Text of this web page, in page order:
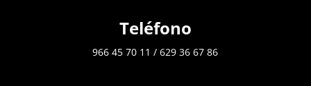
Teléfono
966 45 70 11 / 629 36 67 86